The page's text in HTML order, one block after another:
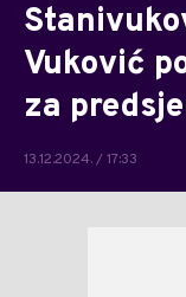
Vuković
za
13.12.2024. / 17:33